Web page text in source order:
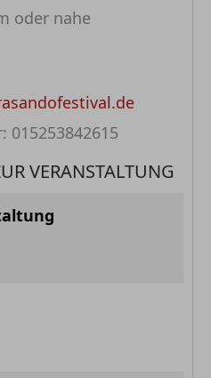
oder nahe
015253842615
VERANSTALTUNG